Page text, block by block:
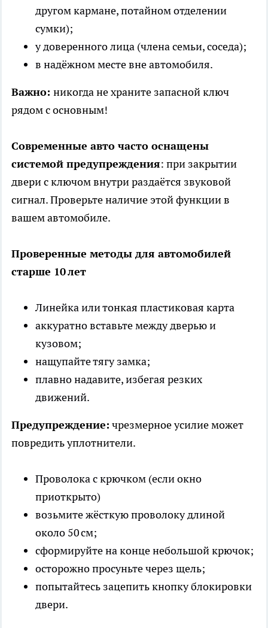
другом кармане, потайном отделении
сумки);
у доверенного лица (члена семьи, соседа);
в надёжном месте вне автомобиля.
Важно: никогда не храните запасной ключ
рядом с основным!
Современные авто часто оснащены
системой предупреждения: при закрытии
двери с ключом внутри раздаётся звуковой
сигнал. Проверьте наличие этой функции в
вашем автомобиле.
Проверенные методы для автомобилей
старше 10 лет
Линейка или тонкая пластиковая карта
аккуратно вставьте между дверью и
кузовом;
нащупайте тягу замка;
плавно надавите, избегая резких
движений.
Предупреждение: чрезмерное усилие может
повредить уплотнители.
Проволока с крючком (если окно
приоткрыто)
возьмите жёсткую проволоку длиной
около 50 см;
сформируйте на конце небольшой крючок;
осторожно просуньте через щель;
попытайтесь зацепить кнопку блокировки
двери.